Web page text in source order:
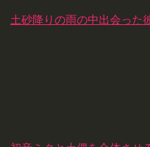
土砂降りの雨の中出会った